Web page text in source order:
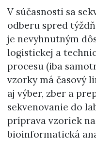
V súčasnosti sa
odberu spred
je nevyhnutným
logistickej a
procesu (iba
vzorky má časový
aj výber, zber a
sekvenovanie do
príprava vzoriek
bioinformatická